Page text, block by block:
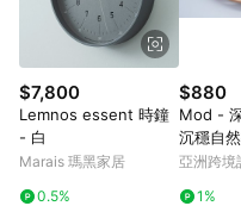
顯示為準。 7. LINE購物設有「
殊活動時開放「回饋無上限」)
計算，並依訂單成立時間當下
8. LINE購物為購物資訊整合性
如顯示之商品規格、顏色、價位
頁不符，以銷售網頁標示為準
日期+180天以內至LINE購物
行申訴，恕無法贈點回饋。 10.
用，或不適用於無回饋商品。各
$7,800
Lemnos essent 時鐘
- 白
Marais 瑪黑家居
0.5%
$880
Mod -
沉穩自
亞洲跨境
1%